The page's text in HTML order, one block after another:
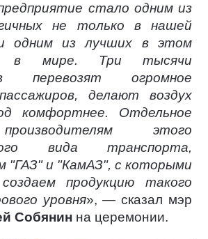
стало одним из
не только в нашей
одним из лучших в этом
в мире. Три тысячи
перевозят огромное
делают воздух
комфортнее. Отдельное
этого
вида транспорта,
"ГАЗ" и "КамАЗ", с которыми
продукцию такого
уровня», — сказал мэр
Собянин на церемонии.